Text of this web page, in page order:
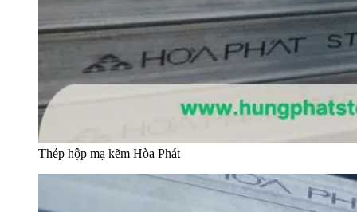
Thép hộp mạ kẽm Hòa Phát